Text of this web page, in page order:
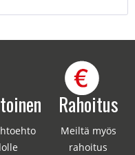
Rahoitus
Meiltä myös
rahoitus